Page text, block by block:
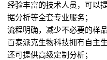
经验丰富的技术人员，可以
据分析等全套专业服务；
流程明确，减少不必要的样
百泰派克生物科技拥有自主
还可提供高级定制分析；